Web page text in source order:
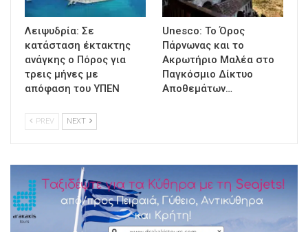
Λειψυδρία: Σε
κατάσταση έκτακτης
ανάγκης ο Πόρος για
τρεις μήνες με
απόφαση του ΥΠΕΝ
Unesco: Το Όρος
Πάρνωνας και το
Ακρωτήριο Μαλέα στο
Παγκόσμιο Δίκτυο
Αποθεμάτων…
PREV NEXT